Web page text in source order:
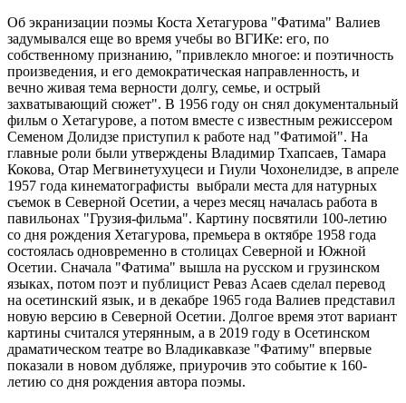
Об экранизации поэмы Коста Хетагурова "Фатима" Валиев
задумывался еще во время учебы во ВГИКе: его, по
собственному признанию, "привлекло многое: и поэтичность
произведения, и его демократическая направленность, и
вечно живая тема верности долгу, семье, и острый
захватывающий сюжет". В 1956 году он снял документальный
фильм о Хетагурове, а потом вместе с известным режиссером
Семеном Долидзе приступил к работе над "Фатимой". На
главные роли были утверждены Владимир Тхапсаев, Тамара
Кокова, Отар Мегвинетухуцеси и Гиули Чохонелидзе, в апреле
1957 года кинематографисты выбрали места для натурных
съемок в Северной Осетии, а через месяц началась работа в
павильонах "Грузия-фильма". Картину посвятили 100-летию
со дня рождения Хетагурова, премьера в октябре 1958 года
состоялась одновременно в столицах Северной и Южной
Осетии. Сначала "Фатима" вышла на русском и грузинском
языках, потом поэт и публицист Реваз Асаев сделал перевод
на осетинский язык, и в декабре 1965 года Валиев представил
новую версию в Северной Осетии. Долгое время этот вариант
картины считался утерянным, а в 2019 году в Осетинском
драматическом театре во Владикавказе "Фатиму" впервые
показали в новом дубляже, приурочив это событие к 160-
летию со дня рождения автора поэмы.